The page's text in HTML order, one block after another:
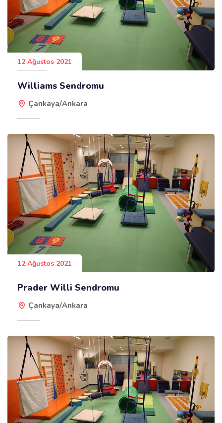
12 Ağustos 2021
Williams Sendromu
Çankaya/Ankara
12 Ağustos 2021
Prader Willi Sendromu
Çankaya/Ankara